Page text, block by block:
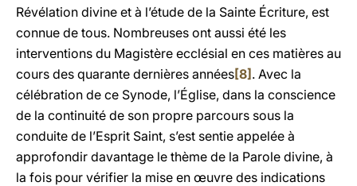
Révélation divine et à l’étude de la Sainte Écriture, est
connue de tous. Nombreuses ont aussi été les
interventions du Magistère ecclésial en ces matières au
cours des quarante dernières années[8] . Avec la
célébration de ce Synode, l’Église, dans la conscience
de la continuité de son propre parcours sous la
conduite de l’Esprit Saint, s’est sentie appelée à
approfondir davantage le thème de la Parole divine, à
la fois pour vérifier la mise en œuvre des indications